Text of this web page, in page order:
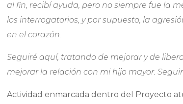
al fin, recibí ayuda, pero no siempre fue la
los interrogatorios, y por supuesto, la
en el corazón.
Seguiré aquí, tratando de mejorar y de
mejorar la relación con mi hijo mayor.
Actividad enmarcada dentro del Proyecto